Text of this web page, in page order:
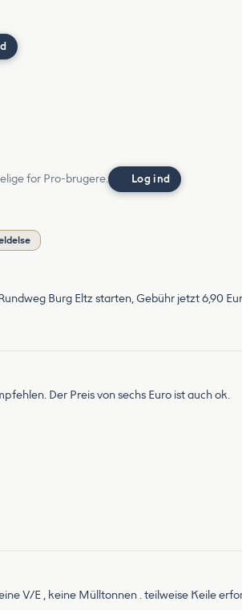
for Pro-brugere. Log ind
Burg Eltz starten, Gebühr jetzt 6,90
Der Preis von sechs Euro ist auch ok.
V/E , keine Mülltonnen . teilweise Keile